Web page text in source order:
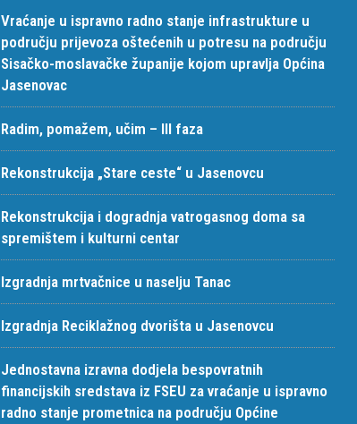
Vraćanje u ispravno radno stanje infrastrukture u
području prijevoza oštećenih u potresu na području
Sisačko-moslavačke županije kojom upravlja Općina
Jasenovac
Radim, pomažem, učim – III faza
Rekonstrukcija „Stare ceste“ u Jasenovcu
Rekonstrukcija i dogradnja vatrogasnog doma sa
spremištem i kulturni centar
Izgradnja mrtvačnice u naselju Tanac
Izgradnja Reciklažnog dvorišta u Jasenovcu
Jednostavna izravna dodjela bespovratnih
financijskih sredstava iz FSEU za vraćanje u ispravno
radno stanje prometnica na području Općine